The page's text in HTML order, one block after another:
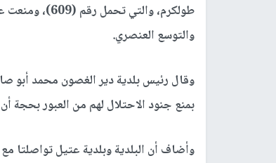
طولكرم،
والتوسع العنصري.
وقال رئيس بلدية دير الغصون محمد أبو
بمنع جنود الاحتلال لهم من العبور بحجة
وأضاف أن البلدية وبلدية عتيل تواصلتا